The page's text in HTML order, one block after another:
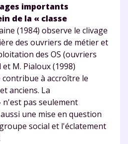
importants
de la « classe
(1984) observe le clivage
des ouvriers de métier et
des OS (ouvriers
et M. Pialoux (1998)
à accroître le
anciens. La
n'est pas seulement
une mise en question
social et l'éclatement